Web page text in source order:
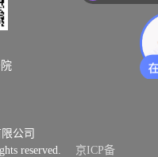
公司
reserved. 京ICP备